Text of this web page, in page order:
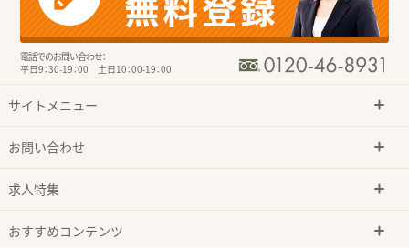
電話でのお問い合わせ：
平日9：30-19：00 土日10：00-19：00
サイトメニュー
お問い合わせ
求人特集
おすすめコンテンツ